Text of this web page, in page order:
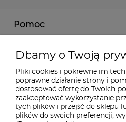
Pomoc
Moje konto
Płatności i dostawa
Informacje
Dbamy o Twoją
Pliki cookies i pokrewne im
poprawne działanie strony i
dostosować ofertę do Twoich
zaakceptować wykorzystanie
tych plików i przejść do sklepu
plików do swoich preferencji,